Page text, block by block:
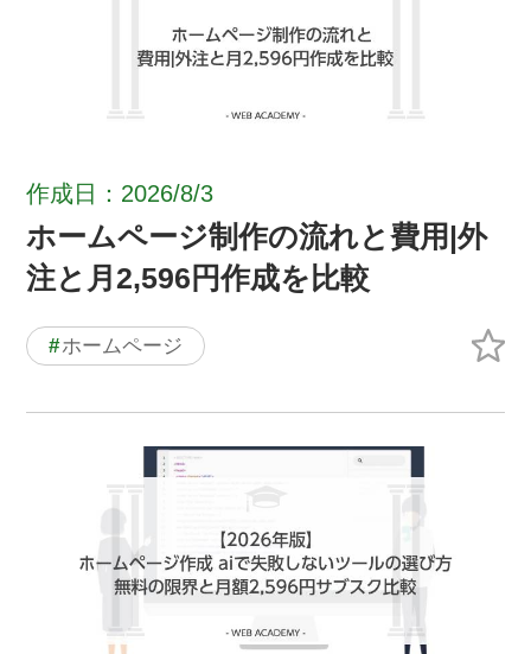
作成日：2026/8/3
ホームページ制作の流れと費用|外
注と月2,596円作成を比較
#ホームページ